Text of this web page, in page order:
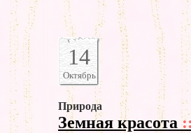
14
Октябрь
Природа
Земная красота